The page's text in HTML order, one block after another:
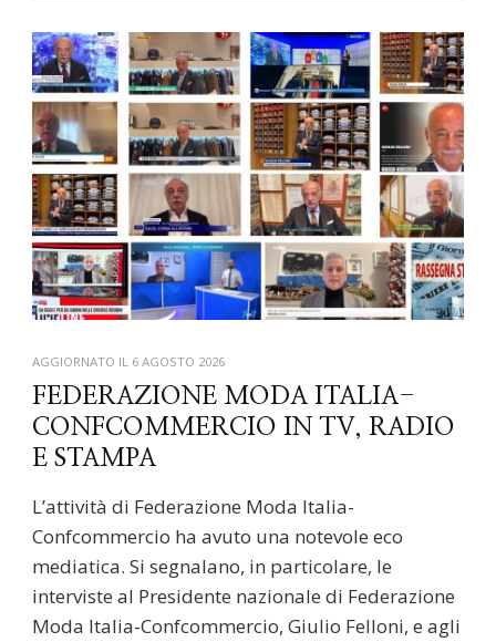
AGGIORNATO IL 6 AGOSTO 2026
FEDERAZIONE MODA ITALIA-
CONFCOMMERCIO IN TV, RADIO
E STAMPA
L’attività di Federazione Moda Italia-
Confcommercio ha avuto una notevole eco
mediatica. Si segnalano, in particolare, le
interviste al Presidente nazionale di Federazione
Moda Italia-Confcommercio, Giulio Felloni, e agli